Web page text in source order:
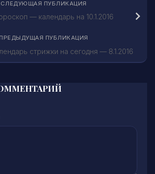
СЛЕДУЮЩАЯ ПУБЛИКАЦИЯ
— календарь на 10.1.2016
ПРЕДЫДУЩАЯ ПУБЛИКАЦИЯ
стрижки на сегодня — 8.1.2016